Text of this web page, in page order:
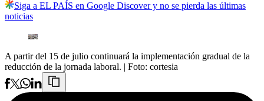
Siga a EL PAÍS en Google Discover y no se pierda las últimas
noticias
A partir del 15 de julio continuará la implementación gradual de la
reducción de la jornada laboral. | Foto: cortesia